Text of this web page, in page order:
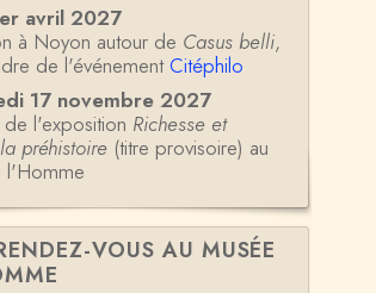
avril 2027
à Noyon autour de Casus belli,
de l'événementCitéphilo
17 novembre 2027
l'exposition Richesse et
préhistoire(titre provisoire) au
l'Homme
VOUS AU MUSÉE